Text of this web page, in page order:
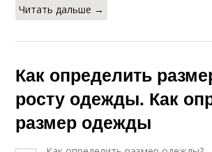
Читать дальше →
Как определить
росту одежды. Как
размер одежды